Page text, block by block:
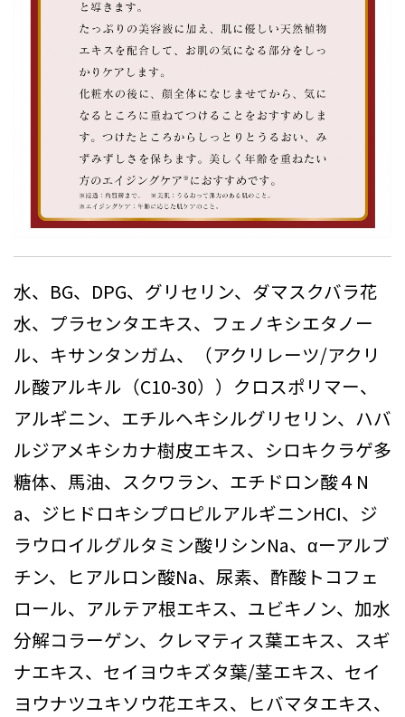
水、BG、DPG、グリセリン、ダマスクバラ花
水、プラセンタエキス、フェノキシエタノー
ル、キサンタンガム、（アクリレーツ/アクリ
ル酸アルキル（C10-30））クロスポリマー、
アルギニン、エチルヘキシルグリセリン、ハバ
ルジアメキシカナ樹皮エキス、シロキクラゲ多
糖体、馬油、スクワラン、エチドロン酸４N
a、ジヒドロキシプロピルアルギニンHCI、ジ
ラウロイルグルタミン酸リシンNa、αーアルブ
チン、ヒアルロン酸Na、尿素、酢酸トコフェ
ロール、アルテア根エキス、ユビキノン、加水
分解コラーゲン、クレマティス葉エキス、スギ
ナエキス、セイヨウキズタ葉/茎エキス、セイ
ヨウナツユキソウ花エキス、ヒバマタエキス、